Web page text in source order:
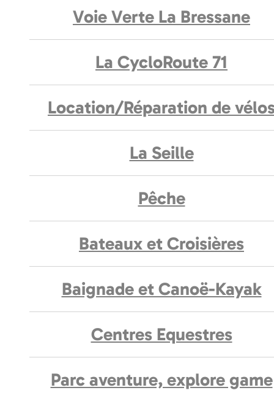
Voie Verte La Bressane
La CycloRoute 71
Location/Réparation de
La Seille
Pêche
Bateaux et Croisières
Baignade et Canoë-Kayak
Centres Equestres
Parc aventure, explore game